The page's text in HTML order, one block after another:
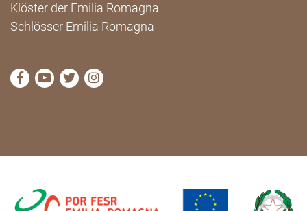
Klöster der Emilia Romagna
Schlösser Emilia Romagna
die Seite Facebook von Cammini Emilia-Romagna
die Seite YouTube von Cammini Emilia-
die Seite Twitter von Cammini Emilia-
die Seite Instagram von Cammini